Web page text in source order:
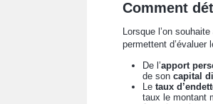
Comment
Lorsque l’on souhaite
permettent d’évaluer
De l’apport
de son capital
Le taux
taux le montant